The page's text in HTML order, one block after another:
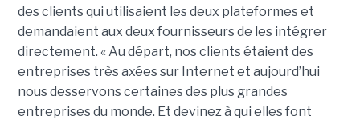
des clients qui utilisaient les deux plateformes et
demandaient aux deux fournisseurs de les intégrer
directement. « Au départ, nos clients étaient des
entreprises très axées sur Internet et aujourd’hui
nous desservons certaines des plus grandes
entreprises du monde. Et devinez à qui elles font